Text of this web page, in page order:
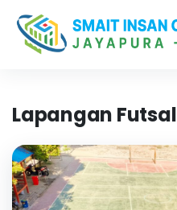
Lapangan Futsal